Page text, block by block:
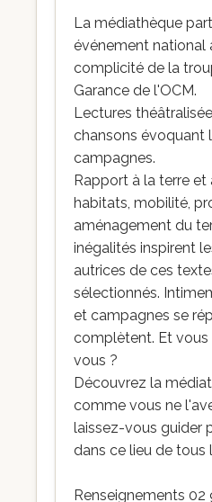
La médiathèque
événement national
complicité de la
Garance de l'OCM.
Lectures
chansons évoquant
campagnes.
Rapport à la terre et
habitats, mobilité,
aménagement du
inégalités inspirent
autrices de ces
sélectionnés.
et campagnes se
complètent. Et vous
vous ?
Découvrez la
comme vous ne
laissez-vous guider
dans ce lieu de tous
Renseignements